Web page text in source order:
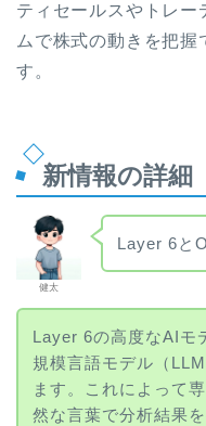
ティセールスやトレー
ムで株式の動きを把握
す。
新情報の詳細
健太
Layer 6と
Layer 6の高度なAIモ
規模言語モデル（
ます。これによって
然な言葉で分析結果を